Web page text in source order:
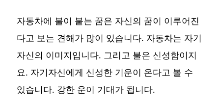
자동차에 불이 붙는 꿈은 자신의 꿈이 이루어진
다고 보는 견해가 많이 있습니다. 자동차는 자기
자신의 이미지입니다. 그리고 불은 신성함이지
요. 자기자신에게 신성한 기운이 온다고 볼 수
있습니다. 강한 운이 기대가 됩니다.